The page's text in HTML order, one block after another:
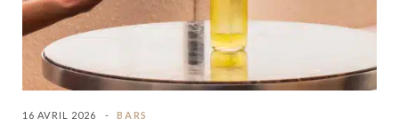
16 AVRIL 2026 BARS